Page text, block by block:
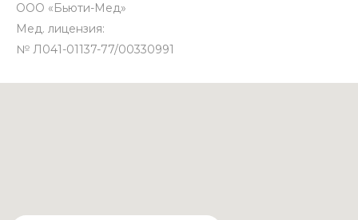
ООО «Бьюти-Мед»
Мед. лицензия:
№ Л041-01137-77/00330991